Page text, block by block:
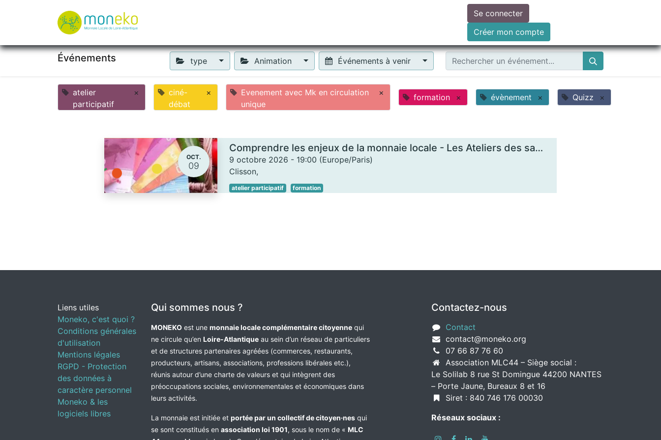
Faire un don
Se connecter
Créer mon compte
Événements type Animation Événements à venir
atelier
participatif
×
ciné-
débat
×
Evenement avec Mk en circulation
unique
× formation × évènement × Quizz ×
OCT.
09
Comprendre les enjeux de la monnaie locale - Les Ateliers des savoirs
9 octobre 2026 - 19:00 (Europe/Paris)
Clisson,
atelier participatif formation
Liens utiles
Moneko, c'est quoi ?
Conditions générales
d'utilisation
Mentions légales
RGPD - Protection
des données à
caractère personnel
Moneko & les
logiciels libres
Qui sommes nous ?
MONEKO est une monnaie locale complémentaire citoyenne qui
ne circule qu’en Loire-Atlantique au sein d’un réseau de particuliers
et de structures partenaires agréées (commerces, restaurants,
producteurs, artisans, associations, professions libérales etc.),
réunis autour d’une charte de valeurs et qui intègrent des
préoccupations sociales, environnementales et économiques dans
leurs activités.
La monnaie est initiée et portée par un collectif de citoyen·nes qui
se sont constitués en association loi 1901, sous le nom de « MLC
Contactez-nous
Contact
contact@moneko.org
07 66 87 76 60
Association MLC44 – Siège social :
Le Solilab 8 rue St Domingue 44200 NANTES
– Porte Jaune, Bureaux 8 et 16
Siret : 840 746 176 00030
Réseaux sociaux :